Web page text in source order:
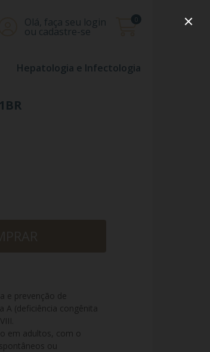
Olá, faça seu login
ou cadastre-se
0
Hepatologia e Infectologia
e prevenção de
A (deficiência congênita
em adultos, com o
ou